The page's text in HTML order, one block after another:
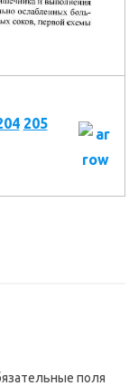
205
поля